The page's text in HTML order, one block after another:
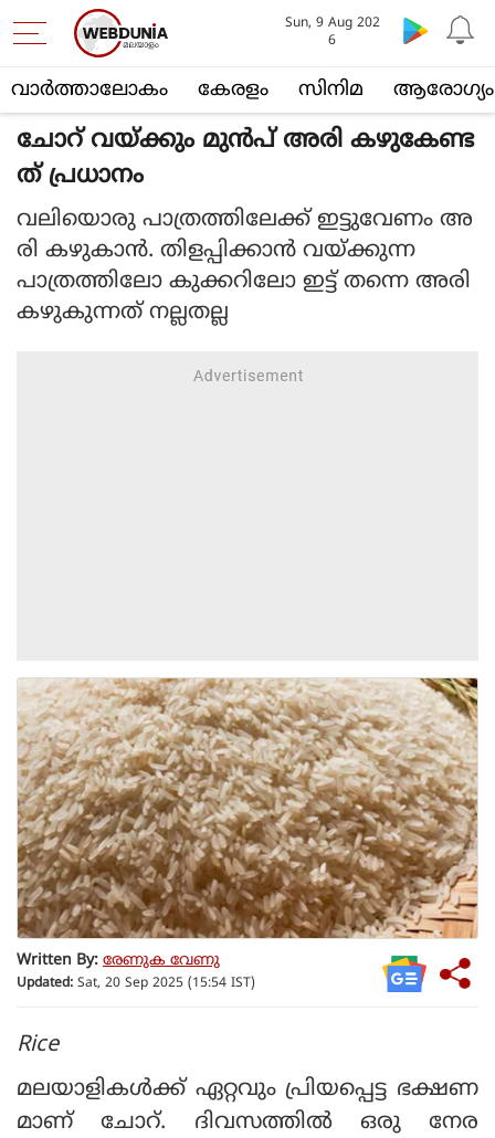
വാര്‍ത്താലോകം കേരളം സിനിമ ആരോഗ്യം
Sun, 9 Aug 202
6
ചോറ് വയ്ക്കും മുന്‍പ് അരി കഴുകേണ്ട
ത് പ്രധാനം
വലിയൊരു പാത്രത്തിലേക്ക് ഇട്ടുവേണം അ
രി കഴുകാന്‍. തിളപ്പിക്കാന്‍ വയ്ക്കുന്ന
പാത്രത്തിലോ കുക്കറിലോ ഇട്ട് തന്നെ അരി
കഴുകുന്നത് നല്ലതല്ല
Written By: രേണുക വേണു
Updated: Sat, 20 Sep 2025 (15:54 IST)
Rice
മലയാളികള്‍ക്ക് ഏറ്റവും പ്രിയപ്പെട്ട ഭക്ഷണ
മാണ് ചോറ്. ദിവസത്തില്‍ ഒരു നേര